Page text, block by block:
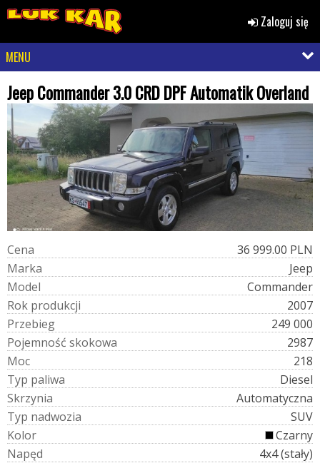
Zaloguj się
MENU
Jeep Commander 3.0 CRD DPF Automatik Overland
Cena
36 999.00 PLN
Marka
Jeep
Model
Commander
Rok produkcji
2007
Przebieg
249 000
Pojemność skokowa
2987
Moc
218
Typ paliwa
Diesel
Skrzynia
Automatyczna
Typ nadwozia
SUV
Kolor
Czarny
Napęd
4x4 (stały)